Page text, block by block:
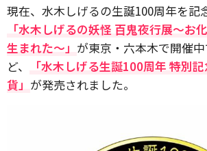
現在、水木しげるの生誕100周年を記
「水木しげるの妖怪 百鬼夜行展～お
生まれた～」 が東京・六本木で開催
ど、
「水木しげる生誕100周年 特別
貨」 が発売されました。